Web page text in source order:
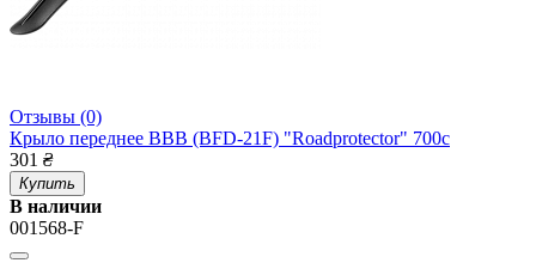
Отзывы (0)
Крыло переднее BBB (BFD-21F) "Roadprotector" 700с
301 ₴
Купить
В наличии
001568-F